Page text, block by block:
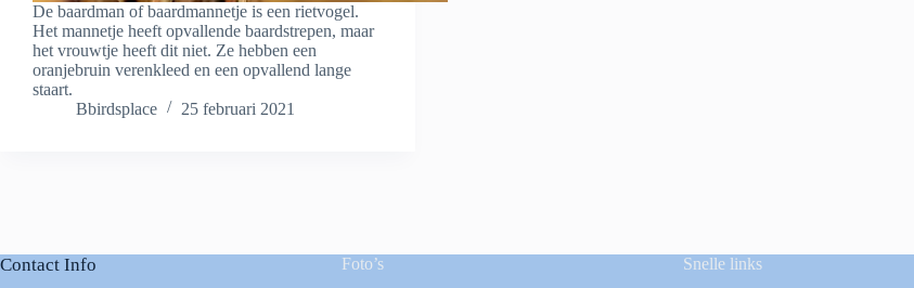
De baardman of baardmannetje is een rietvogel.
Het mannetje heeft opvallende baardstrepen, maar
het vrouwtje heeft dit niet. Ze hebben een
oranjebruin verenkleed en een opvallend lange
staart.
Bbirdsplace
25 februari 2021
Contact Info
Foto’s
Snelle links